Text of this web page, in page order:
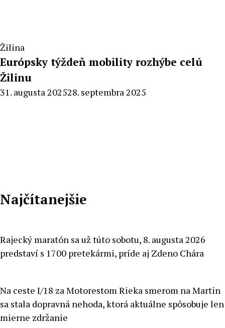
Žilina
Európsky týždeň mobility rozhýbe celú
Žilinu
By
31. augusta 202528. septembra 2025
Najčítanejšie
Rajecký maratón sa už túto sobotu, 8. augusta 2026
predstaví s 1700 pretekármi, príde aj Zdeno Chára
Na ceste I/18 za Motorestom Rieka smerom na Martin
sa stala dopravná nehoda, ktorá aktuálne spôsobuje len
mierne zdržanie